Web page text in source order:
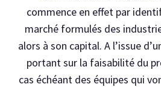
commence en effet par
marché formulés des
alors à son capital. A l’issue
portant sur la faisabilité du
cas échéant des équipes qui